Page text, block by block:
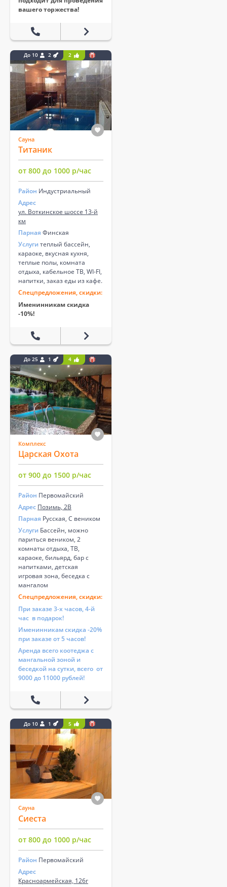
вашего торжества!
До 10 2 2
Сауна
Титаник
от 800 до 1000 р/час
Район Индустриальный
Адрес
ул. Воткинское шоссе 13-й
км
Парная Финская
Услуги теплый бассейн,
караоке, вкусная кухня,
теплые полы, комната
отдыха, кабельное ТВ, WI-FI,
напитки, заказ еды из кафе.
Спецпредложения, скидки:
Именинникам скидка
-10%!
До 25 1 4
Комплекс
Царская Охота
от 900 до 1500 р/час
Район Первомайский
Адрес Позимь, 2В
Парная Русская, С веником
Услуги Бассейн, можно
париться веником, 2
комнаты отдыха, ТВ,
караоке, бильярд, бар с
напитками, детская
игровая зона, беседка с
мангалом
Спецпредложения, скидки:
При заказе 3-х часов, 4-й
час в подарок!
Именинникам скидка -20%
при заказе от 5 часов!
Аренда всего коотеджа с
мангальной зоной и
беседкой на сутки, всего от
9000 до 11000 рублей!
До 10 1 5
Сауна
Сиеста
от 800 до 1000 р/час
Район Первомайский
Адрес
Красноармейская, 126г